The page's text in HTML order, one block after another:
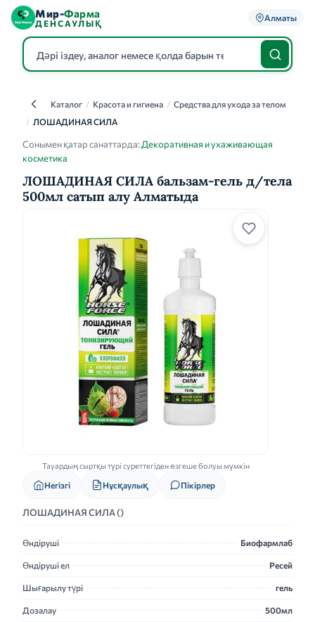
Мир-Фарма
ДЕНСАУЛЫҚ
Алматы
КаталогКаталог / Красота и гигиена / Средства для ухода за телом
/ ЛОШАДИНАЯ СИЛА
Сонымен қатар санаттарда:Декоративная и ухаживающая
косметика
ЛОШАДИНАЯ СИЛА бальзам-гель д/тела
500мл сатып алу Алматыда
Тауардың сыртқы түрі суреттегіден өзгеше болуы мүмкін
Негізгі Нұсқаулық Пікірлер
ЛОШАДИНАЯ СИЛА ()
Өндіруші Биофармлаб
Өндіруші ел Ресей
Шығарылу түрі гель
Дозалау 500мл